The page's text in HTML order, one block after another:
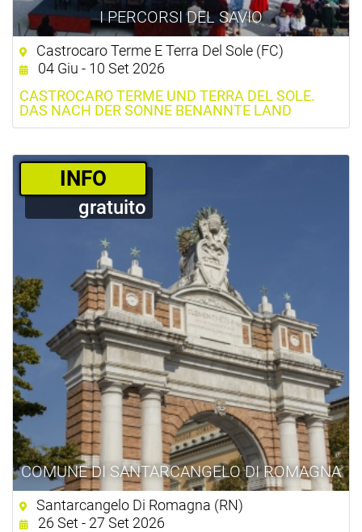
I PERCORSI DEL SAVIO
Castrocaro Terme E Terra Del Sole (FC)
04 Giu - 10 Set 2026
CASTROCARO TERME UND TERRA DEL SOLE.
DAS NACH DER SONNE BENANNTE LAND
COMUNE DI SANTARCANGELO DI ROMAGNA
­INFO
gratuito
Santarcangelo Di Romagna (RN)
26 Set - 27 Set 2026